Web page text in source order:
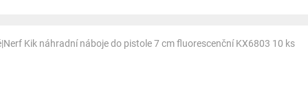
|Nerf Kik náhradní náboje do pistole 7 cm fluorescenční KX6803 10 ks